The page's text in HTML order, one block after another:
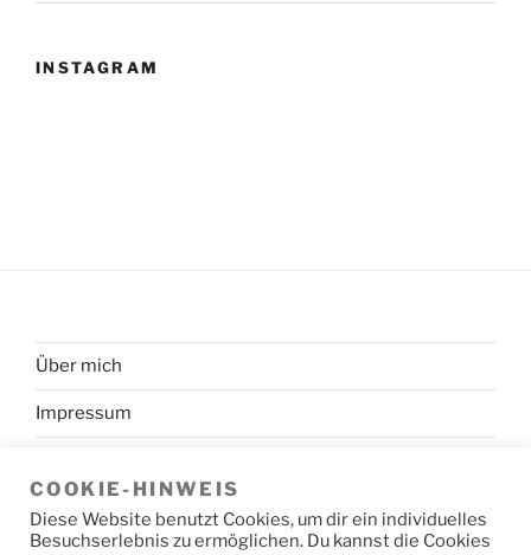
INSTAGRAM
Über mich
Impressum
COOKIE-HINWEIS
Diese Website benutzt Cookies, um dir ein individuelles
Besuchserlebnis zu ermöglichen. Du kannst die Cookies